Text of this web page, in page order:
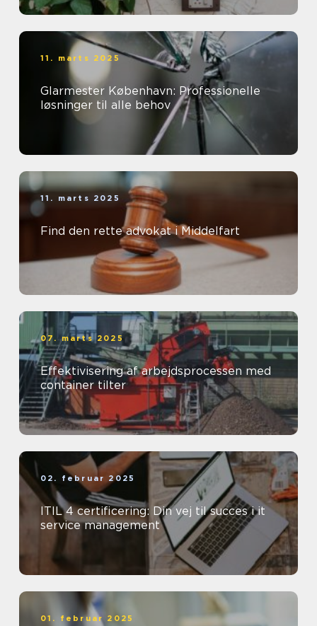
11. marts 2025
Glarmester København: Professionelle
løsninger til alle behov
11. marts 2025
Find den rette advokat i Middelfart
07. marts 2025
Effektivisering af arbejdsprocessen med
container tilter
02. februar 2025
ITIL 4 certificering: Din vej til succes i it
service management
01. februar 2025